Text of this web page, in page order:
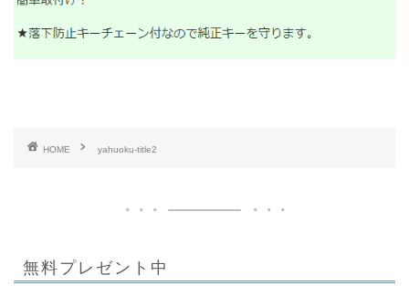
HOME yahuoku-title2
無料プレゼント中